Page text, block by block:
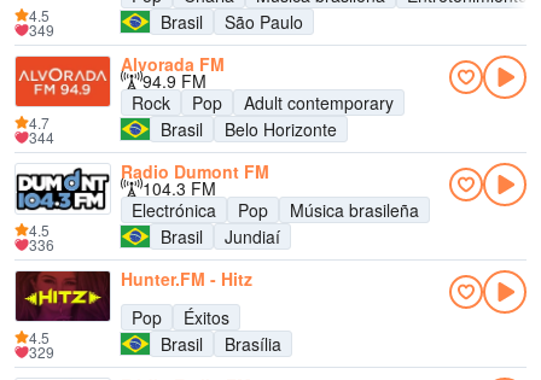
Brasil
São Paulo
4.5
349
Alvorada FM
94.9 FM
Rock
Pop
Adult contemporary
Brasil
Belo Horizonte
4.7
344
Radio Dumont FM
104.3 FM
Electrónica
Pop
Música brasileña
Brasil
Jundiaí
4.5
336
Hunter.FM - Hitz
Pop
Éxitos
Brasil
Brasília
4.5
329